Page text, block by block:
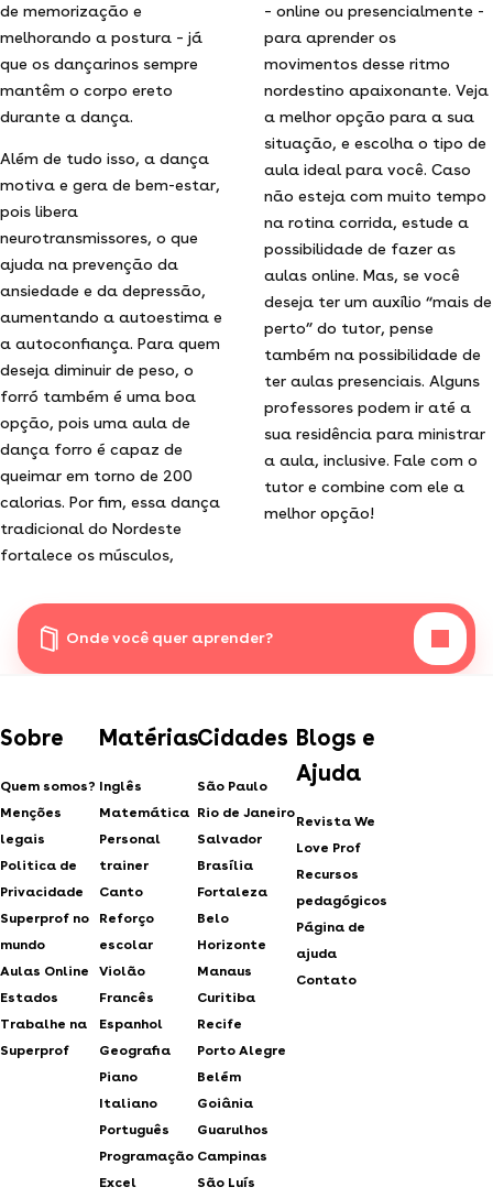
de memorização e
melhorando a postura – já
que os dançarinos sempre
mantêm o corpo ereto
durante a dança.
Além de tudo isso, a dança
motiva e gera de bem-estar,
pois libera
neurotransmissores, o que
ajuda na prevenção da
ansiedade e da depressão,
aumentando a autoestima e
a autoconfiança. Para quem
deseja diminuir de peso, o
forró também é uma boa
opção, pois uma aula de
dança forro é capaz de
queimar em torno de 200
calorias. Por fim, essa dança
tradicional do Nordeste
fortalece os músculos,
– online ou presencialmente -
para aprender os
movimentos desse ritmo
nordestino apaixonante. Veja
a melhor opção para a sua
situação, e escolha o tipo de
aula ideal para você. Caso
não esteja com muito tempo
na rotina corrida, estude a
possibilidade de fazer as
aulas online. Mas, se você
deseja ter um auxílio “mais de
perto” do tutor, pense
também na possibilidade de
ter aulas presenciais. Alguns
professores podem ir até a
sua residência para ministrar
a aula, inclusive. Fale com o
tutor e combine com ele a
melhor opção!
Onde você quer aprender?
Sobre
Quem somos?
Menções
legais
Politica de
Privacidade
Superprof no
mundo
Aulas Online
Estados
Trabalhe na
Superprof
Matérias
Inglês
Matemática
Personal
trainer
Canto
Reforço
escolar
Violão
Francês
Espanhol
Geografia
Piano
Italiano
Português
Programação
Excel
Cidades
São Paulo
Rio de Janeiro
Salvador
Brasília
Fortaleza
Belo
Horizonte
Manaus
Curitiba
Recife
Porto Alegre
Belém
Goiânia
Guarulhos
Campinas
São Luís
Blogs e
Ajuda
Revista We
Love Prof
Recursos
pedagógicos
Página de
ajuda
Contato